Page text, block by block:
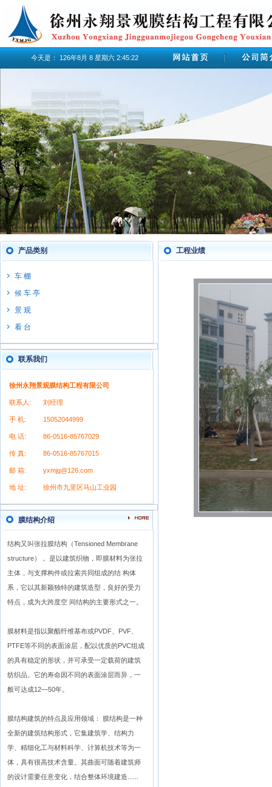
今天是： 126年8月 8 星期六 2:45:23
产品类别
车 棚
候 车 亭
景 观
看 台
联系我们
徐州永翔景观膜结构工程有限公司
联系人: 刘经理
手 机: 15052044999
电 话: 86-0516-85767029
传 真: 86-0516-85767015
邮 箱: yxmjg@126.com
地 址: 徐州市九里区马山工业园
膜结构介绍
结构又叫张拉膜结构（Tensioned Membrane
structure）， 是以建筑织物，即膜材料为张拉
主体，与支撑构件或拉索共同组成的结 构体
系，它以其新颖独特的建筑造型，良好的受力
特点，成为大跨度空 间结构的主要形式之一。
膜材料是指以聚酯纤维基布或PVDF、PVF、
PTFE等不同的表面涂层，配以优质的PVC组成
的具有稳定的形状，并可承受一定载荷的建筑
纺织品。它的寿命因不同的表面涂层而异，一
般可达成12—50年。
膜结构建筑的特点及应用领域： 膜结构是一种
全新的建筑结构形式，它集建筑学、结构力
学、精细化工与材料科学、计算机技术等为一
体，具有很高技术含量。其曲面可随着建筑师
的设计需要任意变化，结合整体环境建造......
工